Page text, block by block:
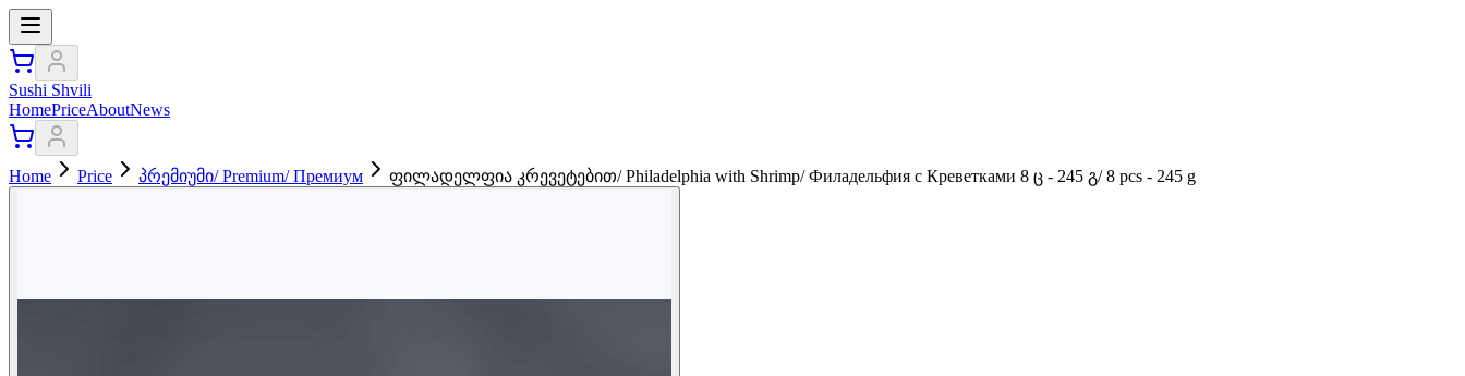
Sushi Shvili
HomePriceAboutNews
Home Price პრემიუმი/ Premium/ Премиум ფილადელფია კრევეტებით/ Philadelphia with Shrimp/ Филадельфия с Креветками 8 ც - 245 გ/ 8 pcs - 245 g